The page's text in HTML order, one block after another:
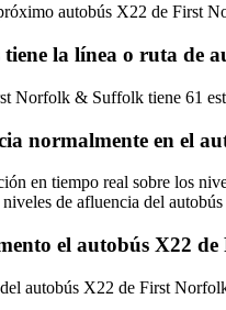
autobús X22 de First
tiene la línea o ruta
Norfolk & Suffolk tiene 61
normalmente en el
en tiempo real sobre los
de afluencia del
el autobús X22
del autobús X22 de First